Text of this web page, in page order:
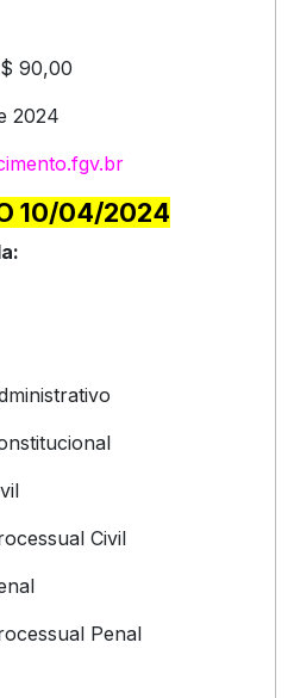
90,00
2024
10/04/2024
Civil
Penal